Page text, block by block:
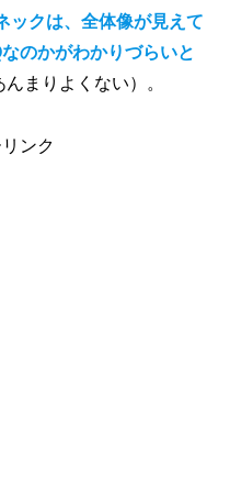
ックは、全体像が見えて
のかがわかりづらいと
まりよくない）。
ンク